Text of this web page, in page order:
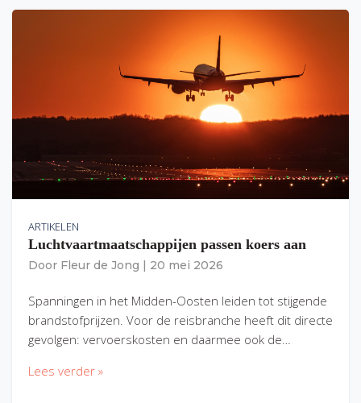
ARTIKELEN
Luchtvaartmaatschappijen passen koers aan
Door Fleur de Jong 20 mei 2026
Spanningen in het Midden-Oosten leiden tot stijgende
brandstofprijzen. Voor de reisbranche heeft dit directe
gevolgen: vervoerskosten en daarmee ook de…
Lees verder »